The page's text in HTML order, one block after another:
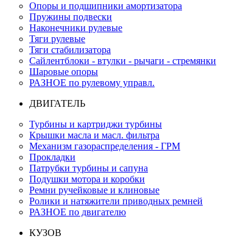
Опоры и подшипники амортизатора
Пружины подвески
Наконечники рулевые
Тяги рулевые
Тяги стабилизатора
Сайлентблоки - втулки - рычаги - стремянки
Шаровые опоры
РАЗНОЕ по рулевому управл.
ДВИГАТЕЛЬ
Турбины и картриджи турбины
Крышки масла и масл. фильтра
Механизм газораспределения - ГРМ
Прокладки
Патрубки турбины и сапуна
Подушки мотора и коробки
Ремни ручейковые и клиновые
Ролики и натяжители приводных ремней
РАЗНОЕ по двигателю
КУЗОВ